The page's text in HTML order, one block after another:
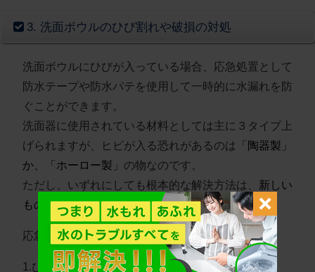
3. 洗面ボウルのひび割れや破損の対処
洗面ボウルにひびが入っている場合、応急処置として
防水テープや防水パテを使用して一時的に水漏れを防
ぐことができます。
洗面器に使用されている材料としては主に３タイプ上
げられますが、ヒビが入る恐れがあるのは
「陶器製」
か、「ホーロー製」 の物なのです。
ただし、いずれにしても根本的な解決方法は、 新しい
ものに交換するしかありません。
応急処置の方法
1.ひび割れ部分を清掃し、乾燥させます。